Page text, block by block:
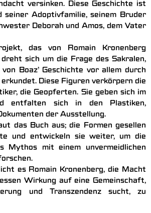
versinken. Diese Geschichte ist
seiner Adoptivfamilie, seinem Bruder
Deborah und Amos, dem Vater
das von Romain Kronenberg
sich um die Frage des Sakralen,
Boaz’ Geschichte vor allem durch
Diese Figuren verkörpern die
die Geopferten. Sie geben sich im
entfalten sich in den Plastiken,
der Ausstellung.
das Buch aus; die Formen gesellen
und entwickeln sie weiter, um die
Mythos mit einem unvermeidlichen
es Romain Kronenberg, die Macht
Wirkung auf eine Gemeinschaft,
und Transzendenz sucht, zu